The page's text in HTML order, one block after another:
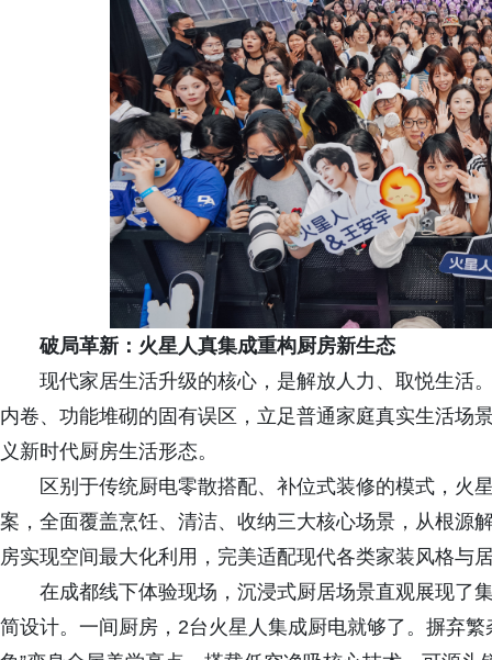
破局革新：火星人真集成重构厨房新生态
现代家居生活升级的核心，是解放人力、取悦生活
内卷、功能堆砌的固有误区，立足普通家庭真实生活场
义新时代厨房生活形态。
区别于传统厨电零散搭配、补位式装修的模式，火
案，全面覆盖烹饪、清洁、收纳三大核心场景，从根源
房实现空间最大化利用，完美适配现代各类家装风格与
在成都线下体验现场，沉浸式厨居场景直观展现了
简设计。一间厨房，2台火星人集成厨电就够了。摒弃